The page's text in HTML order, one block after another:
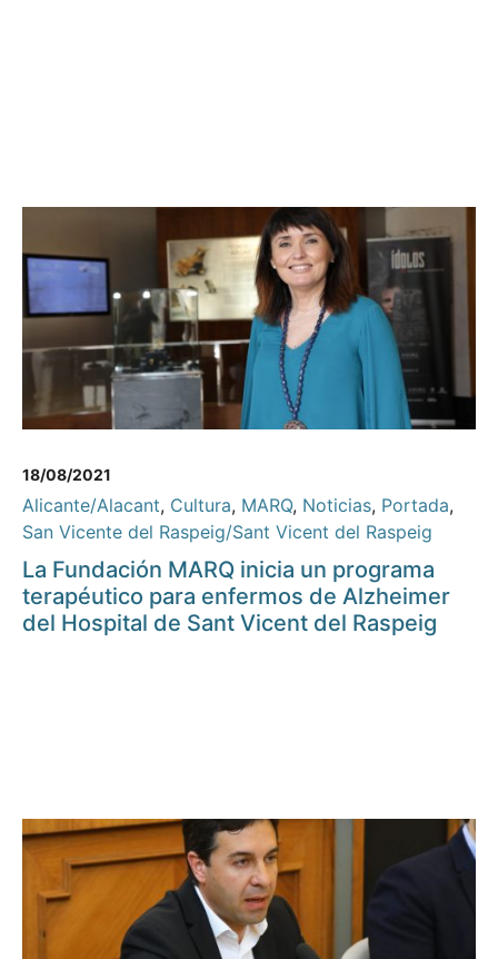
18/08/2021
Alicante/Alacant, Cultura, MARQ, Noticias, Portada,
San Vicente del Raspeig/Sant Vicent del Raspeig
La Fundación MARQ inicia un programa
terapéutico para enfermos de Alzheimer
del Hospital de Sant Vicent del Raspeig